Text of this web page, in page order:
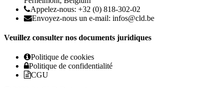
Appelez-nous: +32 (0) 818-302-02
Envoyez-nous un e-mail: infos@cld.be
Veuillez consulter nos documents juridiques
Politique de cookies
Politique de confidentialité
CGU